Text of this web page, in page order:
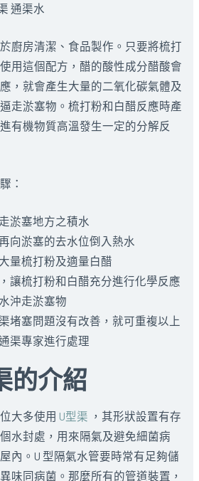
通渠水
廚房清潔、食品製作。只要將梳打
用這個配方，醋的酸性成分醋酸會
，就會產生大量的二氧化碳氣體及
走淤塞物。梳打粉和白醋反應時產
有機物質高溫發生一定的分解反
：
淤塞地方之積水
向淤塞的去水位倒入熱水
量梳打粉及適量白醋
讓梳打粉和白醋充分進行化學反應
沖走淤塞物
堵塞問題沒有改善，就可重複以上
渠專家進行處理
的介紹
大多使用 U型渠 ，其形狀設置有存
水封處，用來隔氣及避免細菌病
內。U 型隔氣水管要時常有足夠儲
味同病菌。那麼所有的管道裝置，